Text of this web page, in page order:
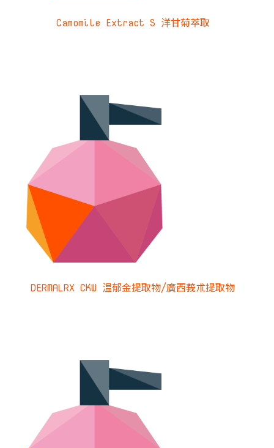
Camomile Extract S 洋甘菊萃取
DERMALRX CKW 温郁金提取物/廣西莪朮提取物